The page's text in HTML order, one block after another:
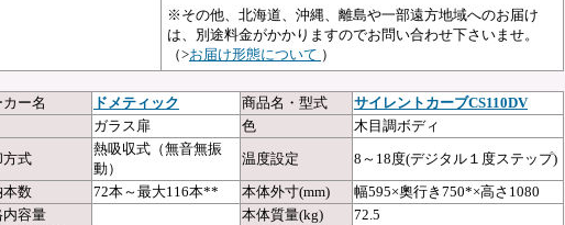
※その他、北海道、沖縄、離島や一部遠方地域へのお届け
は、別途料金がかかりますのでお問い合わせ下さいませ。
（>お届け形態について ）
カー名 ドメティック 商品名・型式
サイレントカーブCS110DV
ガラス扉 色
木目調ボディ
方式
熱吸収式（無音無振
動）
温度設定
8～18度(デジタル１度ステップ)
本数
72本～最大116本** 本体外寸(mm)
幅595×奧行き750*×高さ1080
内容量
本体質量(kg)
72.5